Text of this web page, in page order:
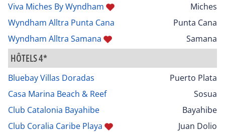
Viva Miches By Wyndham
Miches
Wyndham Alltra Punta Cana
Punta Cana
Wyndham Alltra Samana
Samana
HÔTELS 4*
Bluebay Villas Doradas
Puerto Plata
Casa Marina Beach & Reef
Sosua
Club Catalonia Bayahibe
Bayahibe
Club Coralia Caribe Playa
Juan Dolio